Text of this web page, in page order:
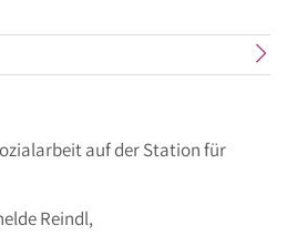
auf der Station für
Reindl,